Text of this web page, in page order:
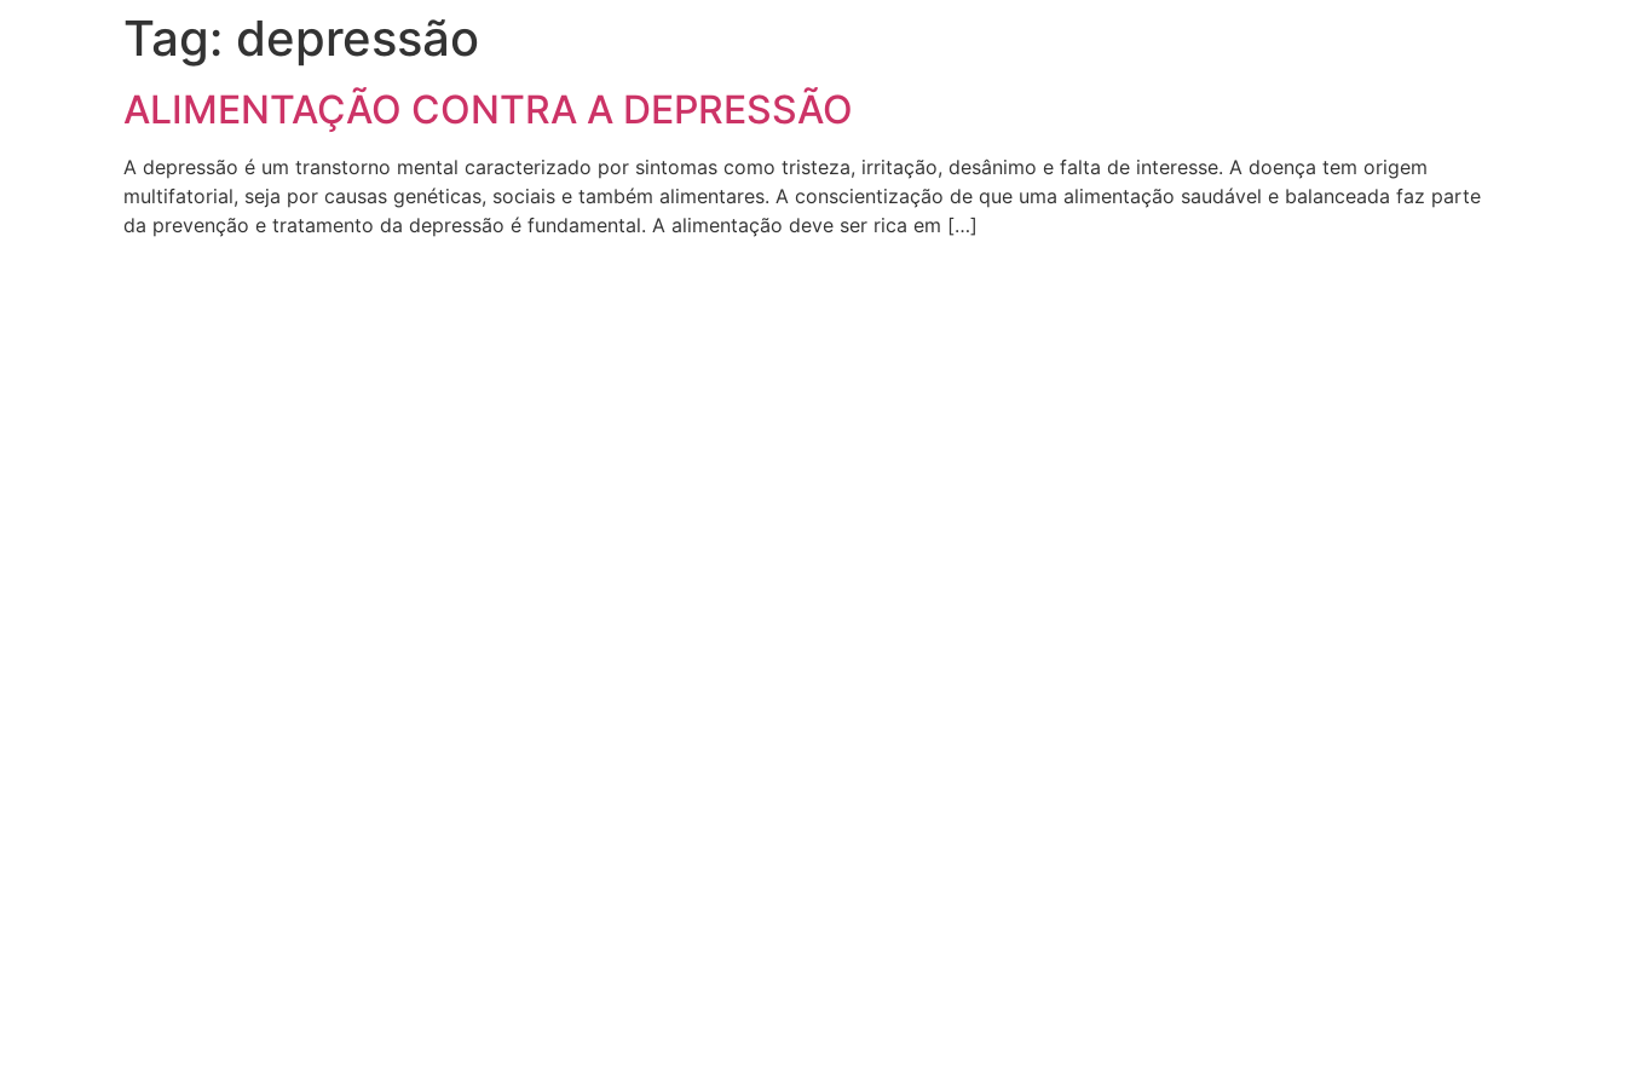
Tag: depressão
ALIMENTAÇÃO CONTRA A DEPRESSÃO
A depressão é um transtorno mental caracterizado por sintomas como tristeza, irritação, desânimo e falta de interesse. A doença tem origem
multifatorial, seja por causas genéticas, sociais e também alimentares. A conscientização de que uma alimentação saudável e balanceada faz parte
da prevenção e tratamento da depressão é fundamental. A alimentação deve ser rica em […]